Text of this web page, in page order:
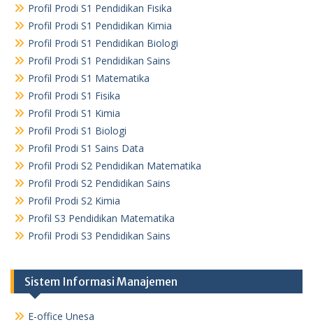
Profil Prodi S1 Pendidikan Fisika
Profil Prodi S1 Pendidikan Kimia
Profil Prodi S1 Pendidikan Biologi
Profil Prodi S1 Pendidikan Sains
Profil Prodi S1 Matematika
Profil Prodi S1 Fisika
Profil Prodi S1 Kimia
Profil Prodi S1 Biologi
Profil Prodi S1 Sains Data
Profil Prodi S2 Pendidikan Matematika
Profil Prodi S2 Pendidikan Sains
Profil Prodi S2 Kimia
Profil S3 Pendidikan Matematika
Profil Prodi S3 Pendidikan Sains
Sistem Informasi Manajemen
E-office Unesa